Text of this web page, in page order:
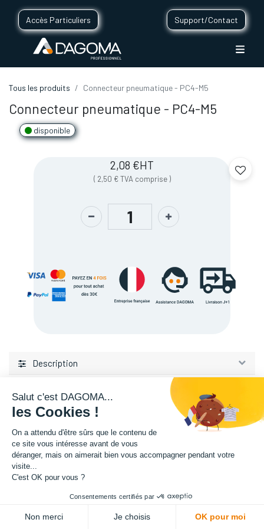
Accès Particuliers Support/Contact
Tous les produits Connecteur pneumatique - PC4-M5
Connecteur pneumatique - PC4-M5
disponible
2,08 €HT
( 2,50 € TVA comprise )
Description
L'expertise de la fabrication additive francaise, au service de vos
projets.
84 avenue de la Fosse aux Chenes
Salut c'est DAGOMA...
les Cookies !
On a attendu d'être sûrs que le contenu de
ce site vous intéresse avant de vous
déranger, mais on aimerait bien vous accompagner pendant votre
visite...
C'est OK pour vous ?
Consentements certifiés par
Non merci Je choisis OK pour moi